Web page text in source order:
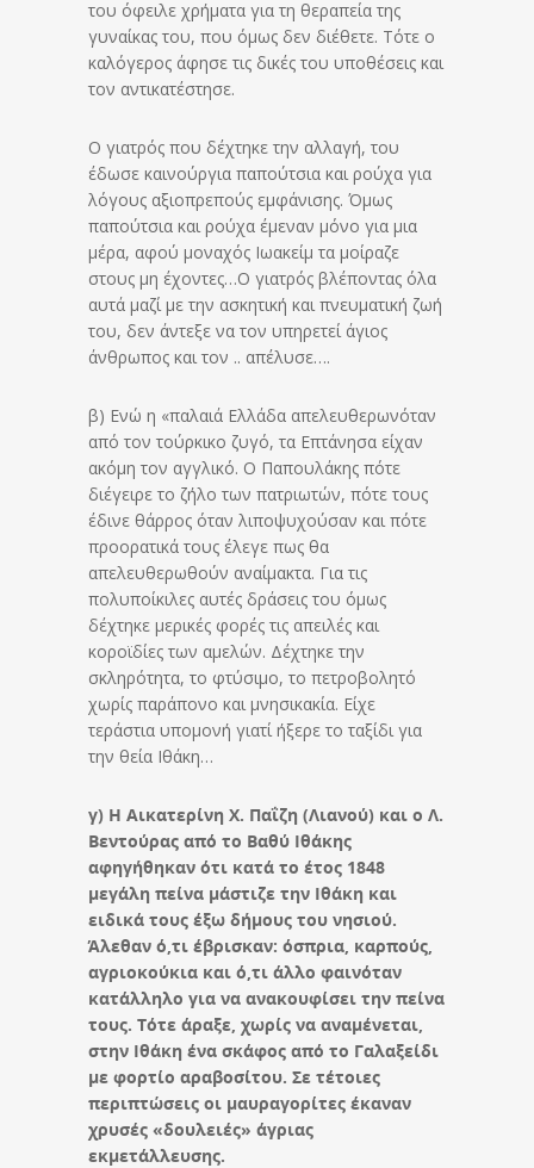
του όφειλε χρήματα για τη θεραπεία της
γυναίκας του, που όμως δεν διέθετε. Τότε ο
καλόγερος άφησε τις δικές του υποθέσεις και
τον αντικατέστησε.
Ο γιατρός που δέχτηκε την αλλαγή, του
έδωσε καινούργια παπούτσια και ρούχα για
λόγους αξιοπρεπούς εμφάνισης. Όμως
παπούτσια και ρούχα έμεναν μόνο για μια
μέρα, αφού μοναχός Ιωακείμ τα μοίραζε
στους μη έχοντες…Ο γιατρός βλέποντας όλα
αυτά μαζί με την ασκητική και πνευματική ζωή
του, δεν άντεξε να τον υπηρετεί άγιος
άνθρωπος και τον .. απέλυσε….
β) Ενώ η «παλαιά Ελλάδα απελευθερωνόταν
από τον τούρκικο ζυγό, τα Επτάνησα είχαν
ακόμη τον αγγλικό. Ο Παπουλάκης πότε
διέγειρε το ζήλο των πατριωτών, πότε τους
έδινε θάρρος όταν λιποψυχούσαν και πότε
προορατικά τους έλεγε πως θα
απελευθερωθούν αναίμακτα. Για τις
πολυποίκιλες αυτές δράσεις του όμως
δέχτηκε μερικές φορές τις απειλές και
κοροϊδίες των αμελών. Δέχτηκε την
σκληρότητα, το φτύσιμο, το πετροβολητό
χωρίς παράπονο και μνησικακία. Είχε
τεράστια υπομονή γιατί ήξερε το ταξίδι για
την θεία Ιθάκη…
γ) Η Αικατερίνη Χ. Παΐζη (Λιανού) και ο Λ.
Βεντούρας από το Βαθύ Ιθάκης
αφηγήθηκαν ότι κατά το έτος 1848
μεγάλη πείνα μάστιζε την Ιθάκη και
ειδικά τους έξω δήμους του νησιού.
Άλεθαν ό,τι έβρισκαν: όσπρια, καρπούς,
αγριοκούκια και ό,τι άλλο φαινόταν
κατάλληλο για να ανακουφίσει την πείνα
τους. Τότε άραξε, χωρίς να αναμένεται,
στην Ιθάκη ένα σκάφος από το Γαλαξείδι
με φορτίο αραβοσίτου. Σε τέτοιες
περιπτώσεις οι μαυραγορίτες έκαναν
χρυσές «δουλειές» άγριας
εκμετάλλευσης.